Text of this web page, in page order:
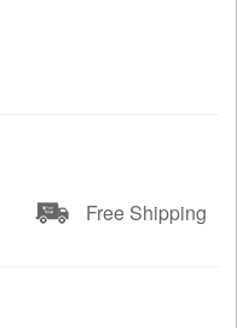
Free Shipping